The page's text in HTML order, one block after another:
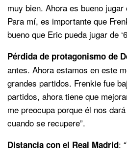
muy bien. Ahora es bueno
Para mí, es importante que
bueno que Eric pueda jugar de
Pérdida de protagonismo de
antes. Ahora estamos en este
grandes partidos. Frenkie fue
partidos, ahora tiene que
me preocupa porque él nos
cuando se recupere”.
Distancia con el Real Madrid: